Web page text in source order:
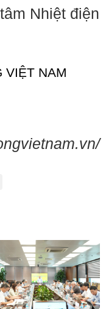
Nhiệt điện
VIỆT NAM